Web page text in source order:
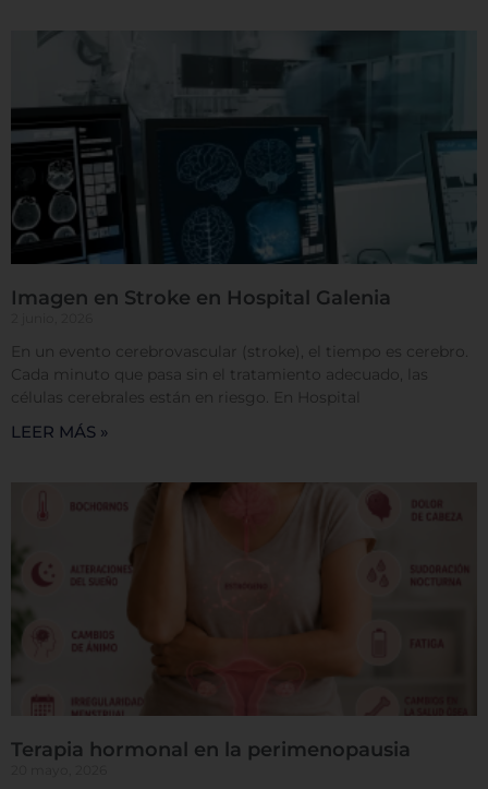
Imagen en Stroke en Hospital Galenia
En un evento cerebrovascular (stroke), el tiempo es cerebro.
Cada minuto que pasa sin el tratamiento adecuado, las
células cerebrales están en riesgo. En Hospital
LEER MÁS »
Terapia hormonal en la perimenopausia
escoger no permitirnos usar ciertas cookies. Haga
predeterminadas. Sin embargo, el bloqueo de
algunos tipos de cookies puede afectar su
experiencia en el sitio y los servicios que podemos
ofrecer.Más información
Permitir todas
Sistema de personalización de cookies
Rechazar todas